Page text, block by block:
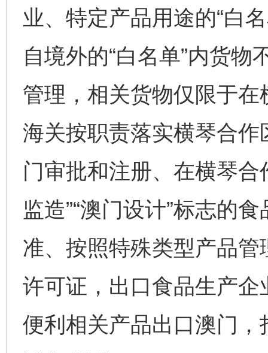
业、特定产品用途的“白
自境外的“白名单”内货
管理，相关货物仅限于
海关按职责落实横琴合
门审批和注册、在横琴合
监造”“澳门设计”标志的
准、按照特殊类型产品
许可证，出口食品生产
便利相关产品出口澳门，